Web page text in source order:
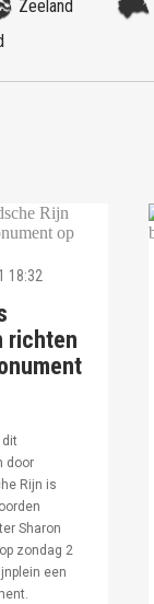
Zeeland
18:32
richten
door
Rijn is
Sharon
zondag 2
een